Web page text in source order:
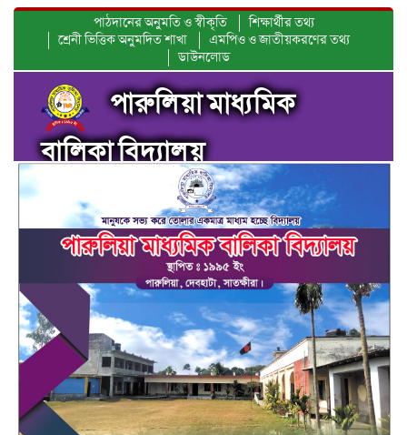
পাঠদানের অনুমতি ও স্বীকৃতি
শিক্ষার্থীর তথ্য
শ্রেনী ভিত্তিক অনুমদিত শাখা
এমপিও ও জাতীয়করণের তথ্য
ডাউনলোড
পারুলিয়া মাধ্যমিক
বালিকা বিদ্যালয়